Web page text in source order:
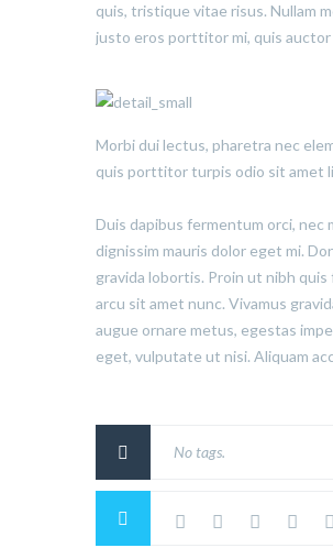
quis, tristique vitae risus. Nullam
justo eros porttitor mi, quis auctor
Morbi dui lectus, pharetra nec
quis porttitor turpis odio sit amet
Duis dapibus fermentum orci,
dignissim mauris dolor eget mi.
gravida lobortis. Proin ut nibh
arcu sit amet nunc. Vivamus
augue ornare metus, egestas
eget, vulputate ut nisi. Aliquam
No tags.